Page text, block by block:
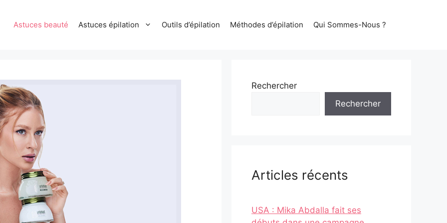
Astuces beauté Astuces épilation Outils d’épilation Méthodes d’épilation Qui Sommes-Nous ?
Rechercher
Rechercher
Articles récents
USA : Mika Abdalla fait ses